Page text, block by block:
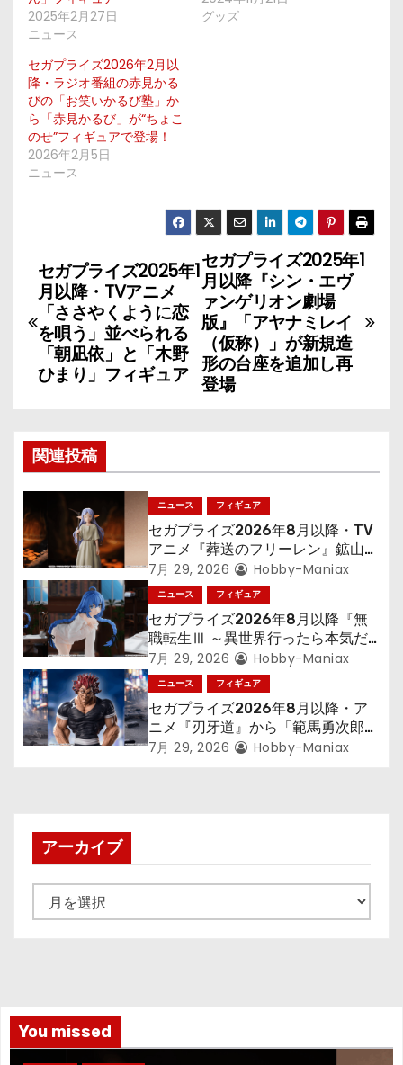
2025年2月27日
ニュース
グッズ
セガプライズ2026年2月以
降・ラジオ番組の赤見かる
びの「お笑いかるび塾」か
ら「赤見かるび」が“ちょこ
のせ”フィギュアで登場！
2026年2月5日
ニュース
投
稿
ナ
ビ
ー
シ
ョ
ン
セガプライズ2025年1
月以降『シン・エヴ
ァンゲリオン劇場
版』「アヤナミレイ
（仮称）」が新規造
形の台座を追加し再
登場
セガプライズ2025年1
月以降・TVアニメ
「ささやくように恋
を唄う」並べられる
「朝凪依」と「木野
ひまり」フィギュア
関連投稿
ニュース フィギュア
セガプライズ2026年8月以降・TV
アニメ『葬送のフリーレン』鉱山で
300年働くことになっっちゃった
「フリーレン」を立体化！
7月 29, 2026 Hobby-Maniax
ニュース フィギュア
セガプライズ2026年8月以降『無
職転生Ⅲ ～異世界行ったら本気だ
す～』から「ロキシー」のフィギュ
アが登場！
7月 29, 2026 Hobby-Maniax
ニュース フィギュア
セガプライズ2026年8月以降・ア
ニメ『刃牙道』から「範馬勇次郎」
が登場ッッ!!
7月 29, 2026 Hobby-Maniax
アーカイブ
ー
You missed